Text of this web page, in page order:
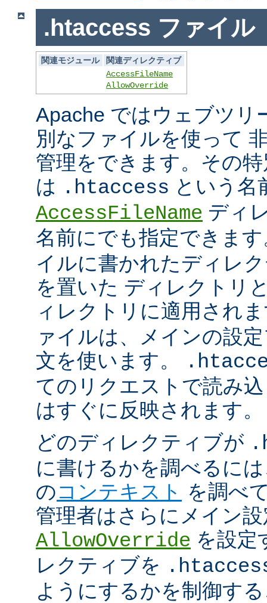
.htaccess ファイル
関連モジュール
関連ディレクティブ
AccessFileName
AllowOverride
Apache ではウェブツリ
別なファイルを使って
管理をできます。その
は .htaccess という名
AccessFileName ディ
名前にでも指定できま
イルに書かれたディレ
を置いた ディレクトリ
ィレクトリに適用され
ァイルは、メインの設
文を使います。
てのリクエストで読み
はすぐに反映されます。
どのディレクティブが
に書けるかを調べるに
のコンテキスト を調べ
管理者はさらにメイン
AllowOverride を設定
レクティブを
ようにするかを制御す